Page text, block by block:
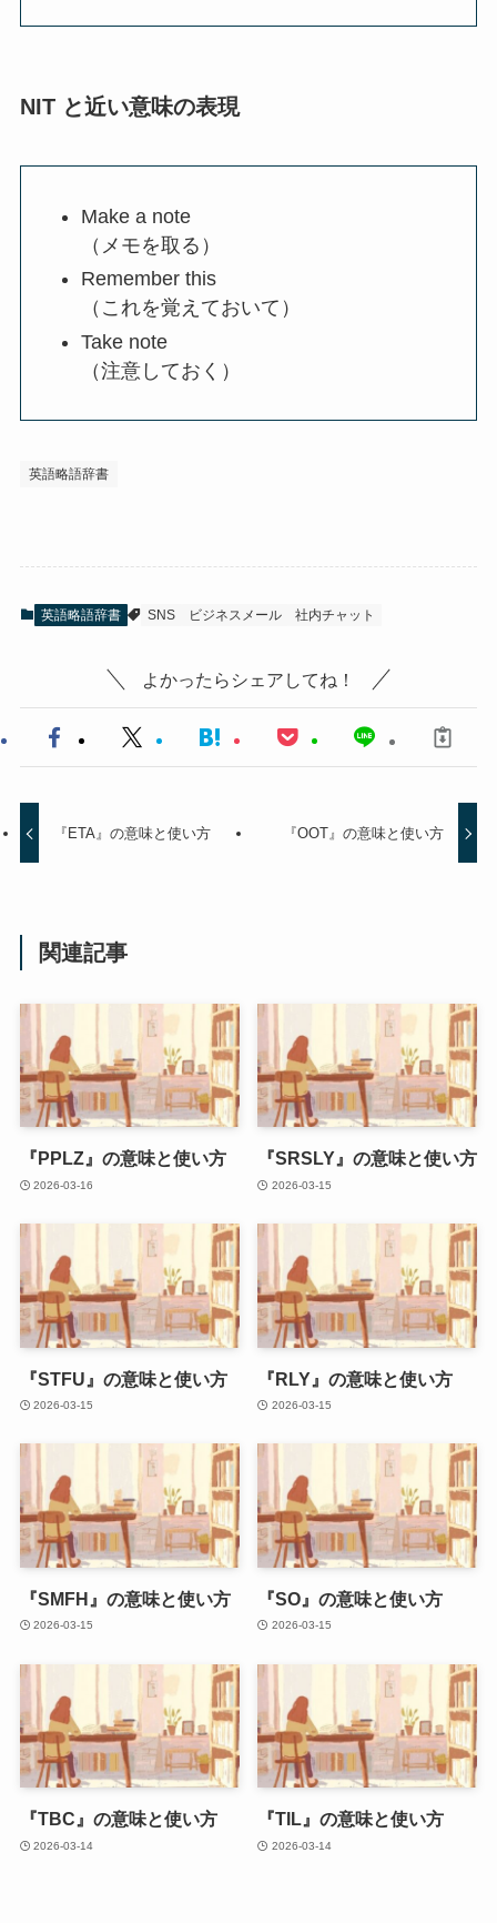
NIT と近い意味の表現
Make a note
（メモを取る）
Remember this
（これを覚えておいて）
Take note
（注意しておく）
英語略語辞書
英語略語辞書 SNS ビジネスメール 社内チャット
よかったらシェアしてね！
『ETA』の意味と使い方 『OOT』の意味と使い方
関連記事
『PPLZ』の意味と使い方
2026-03-16
『SRSLY』の意味と使い方
2026-03-15
『STFU』の意味と使い方
2026-03-15
『RLY』の意味と使い方
2026-03-15
『SMFH』の意味と使い方
2026-03-15
『SO』の意味と使い方
2026-03-15
『TBC』の意味と使い方
2026-03-14
『TIL』の意味と使い方
2026-03-14